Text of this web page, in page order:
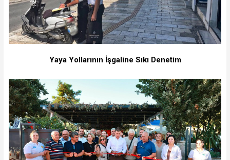
Yaya Yollarının İşgaline Sıkı Denetim